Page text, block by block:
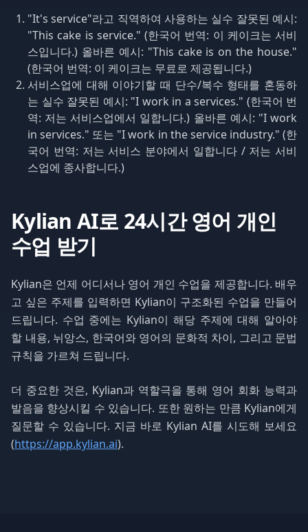
"It's service"라고 직역하여 사용하는 실수 잘못된 예시:
"This cake is service." (한국어 번역: 이 케이크는 서비
스입니다.) 올바른 예시: "This cake is on the house."
(한국어 번역: 이 케이크는 무료로 제공됩니다.)
서비스업에 대해 이야기할 때 단수/복수 형태를 혼동하
는 실수 잘못된 예시: "I work in a services." (한국어 번
역: 저는 서비스업에서 일합니다.) 올바른 예시: "I work
in services." 또는 "I work in the service industry." (한
국어 번역: 저는 서비스 분야에서 일합니다 / 저는 서비
스업에 종사합니다.)
Kylian AI로 24시간 영어 개인
수업 받기
Kylian은 언제 어디서나 영어 개인 수업을 제공합니다. 배우
고 싶은 주제를 입력하면 Kylian이 구조화된 수업을 만들어
드립니다. 수업 중에는 Kylian이 해당 주제에 대해 알아야
할 내용, 뉘앙스, 한국어와 영어의 문화적 차이, 그리고 문법
규칙을 가르쳐 드립니다.
더 중요한 것은, Kylian과 역할극을 통해 영어 회화 능력과
발음을 향상시킬 수 있습니다. 또한 원하는 만큼 Kylian에게
질문할 수 있습니다. 지금 바로 Kylian AI를 시도해 보세요
(https://app.kylian.ai).